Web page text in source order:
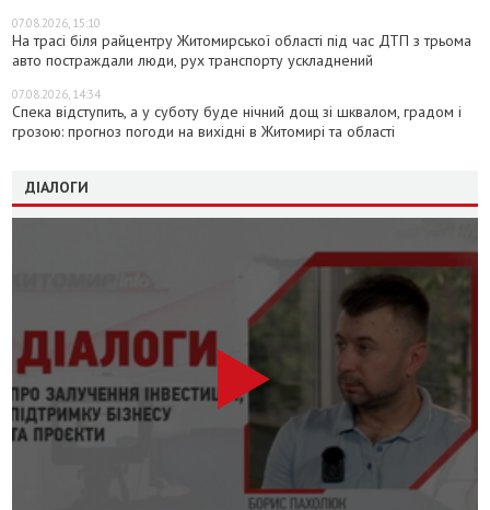
07.08.2026, 15:10
На трасі біля райцентру Житомирської області під час ДТП з трьома
авто постраждали люди, рух транспорту ускладнений
07.08.2026, 14:34
Спека відступить, а у суботу буде нічний дощ зі шквалом, градом і
грозою: прогноз погоди на вихідні в Житомирі та області
ДІАЛОГИ